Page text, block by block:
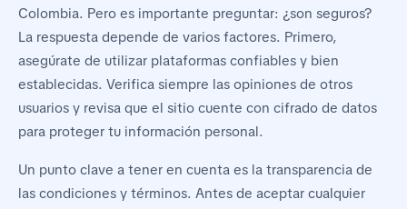
Colombia. Pero es importante preguntar: ¿son seguros?
La respuesta depende de varios factores. Primero,
asegúrate de utilizar plataformas confiables y bien
establecidas. Verifica siempre las opiniones de otros
usuarios y revisa que el sitio cuente con cifrado de datos
para proteger tu información personal.
Un punto clave a tener en cuenta es la transparencia de
las condiciones y términos. Antes de aceptar cualquier